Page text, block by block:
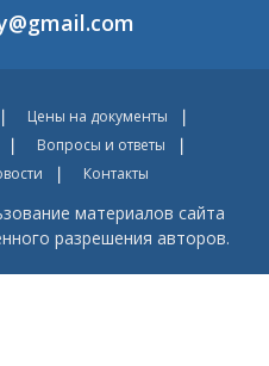
Цены на документы
Вопросы и ответы
Контакты
материалов сайта
разрешения авторов.